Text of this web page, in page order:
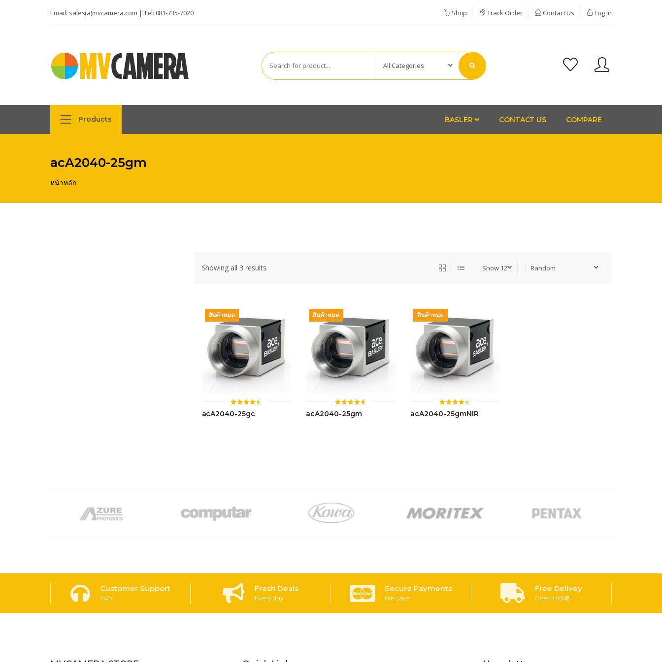
Email: sales(a)mvcamera.com | Tel: 081-735-7020 Shop Track Order Contact Us Log In
Products BASLER CONTACT US COMPARE
acA2040-25gm
หน้าหลัก
Showing all 3 results
สินค้าหมด
ให้
คะแนน
acA2040-25gc
สินค้าหมด
ให้
คะแนน
acA2040-25gm
สินค้าหมด
ให้
คะแนน
acA2040-25gmNIR
Customer Support
24/7
Fresh Deals
Every day
Secure Payments
We care
Free Delivey
Over 3,000฿